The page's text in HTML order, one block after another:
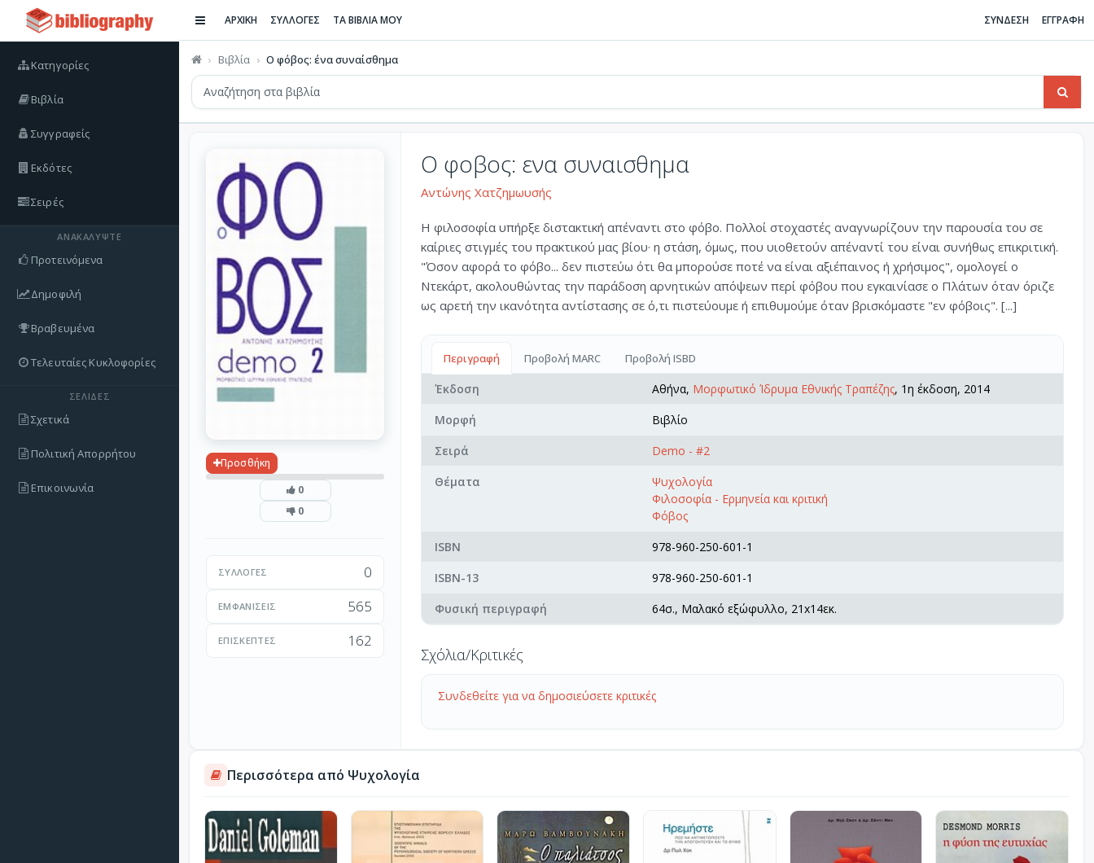
Κατηγορίες
Βιβλία
Συγγραφείς
Εκδότες
Σειρές
ΑΝΑΚΑΛΎΨΤΕ
Προτεινόμενα
Δημοφιλή
Βραβευμένα
Τελευταίες Κυκλοφορίες
ΣΕΛΊΔΕΣ
Σχετικά
Πολιτική Απορρήτου
Επικοινωνία
ΑΡΧΙΚΗ ΣΥΛΛΟΓΕΣ ΤΑ ΒΙΒΛΙΑ ΜΟΥ ΣΥΝΔΕΣΗ ΕΓΓΡΑΦΗ
Βιβλία Ο φόβος: ένα συναίσθημα
Προσθήκη
0
0
ΣΥΛΛΟΓΈΣ 0
ΕΜΦΑΝΊΣΕΙΣ 565
ΕΠΙΣΚΈΠΤΕΣ 162
Ο φοβος: ενα συναισθημα
Αντώνης Χατζημωυσής
Η φιλοσοφία υπήρξε διστακτική απέναντι στο φόβο. Πολλοί στοχαστές αναγνωρίζουν την παρουσία του σε
καίριες στιγμές του πρακτικού μας βίου· η στάση, όμως, που υιοθετούν απέναντί του είναι συνήθως επικριτική.
"Όσον αφορά το φόβο... δεν πιστεύω ότι θα μπορούσε ποτέ να είναι αξιέπαινος ή χρήσιμος", ομολογεί ο
Ντεκάρτ, ακολουθώντας την παράδοση αρνητικών απόψεων περί φόβου που εγκαινίασε ο Πλάτων όταν όριζε
ως αρετή την ικανότητα αντίστασης σε ό,τι πιστεύουμε ή επιθυμούμε όταν βρισκόμαστε "εν φόβοις". [...]
Περιγραφή Προβολή MARC Προβολή ISBD
Έκδοση Αθήνα, Μορφωτικό Ίδρυμα Εθνικής Τραπέζης, 1η έκδοση, 2014
Μορφή
Βιβλίο
Σειρά
Demo - #2
Θέματα
Ψυχολογία
Φιλοσοφία - Ερμηνεία και κριτική
Φόβος
ISBN
978-960-250-601-1
ISBN-13
978-960-250-601-1
Φυσική περιγραφή
64σ., Μαλακό εξώφυλλο, 21x14εκ.
Σχόλια/Κριτικές
Συνδεθείτε για να δημοσιεύσετε κριτικές
Περισσότερα από Ψυχολογία